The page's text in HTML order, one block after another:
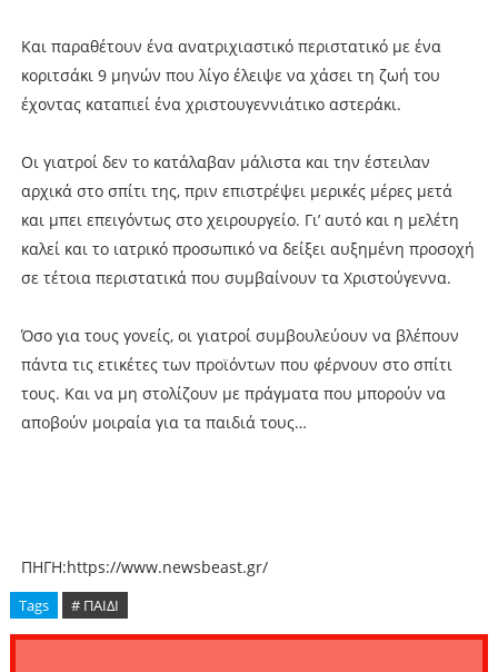
Και παραθέτουν ένα ανατριχιαστικό περιστατικό με ένα
κοριτσάκι 9 μηνών που λίγο έλειψε να χάσει τη ζωή του
έχοντας καταπιεί ένα χριστουγεννιάτικο αστεράκι.
Οι γιατροί δεν το κατάλαβαν μάλιστα και την έστειλαν
αρχικά στο σπίτι της, πριν επιστρέψει μερικές μέρες μετά
και μπει επειγόντως στο χειρουργείο. Γι’ αυτό και η μελέτη
καλεί και το ιατρικό προσωπικό να δείξει αυξημένη προσοχή
σε τέτοια περιστατικά που συμβαίνουν τα Χριστούγεννα.
Όσο για τους γονείς, οι γιατροί συμβουλεύουν να βλέπουν
πάντα τις ετικέτες των προϊόντων που φέρνουν στο σπίτι
τους. Και να μη στολίζουν με πράγματα που μπορούν να
αποβούν μοιραία για τα παιδιά τους…
ΠΗΓΗ:https://www.newsbeast.gr/
Tags # ΠΑΙΔΙ